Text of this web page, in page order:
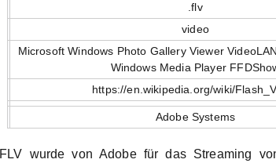
.flv
video
Microsoft Windows Photo Gallery Viewer
Windows Media Player
https://en.wikipedia.org/wiki/
Adobe Systems
FLV wurde von Adobe für das Streaming